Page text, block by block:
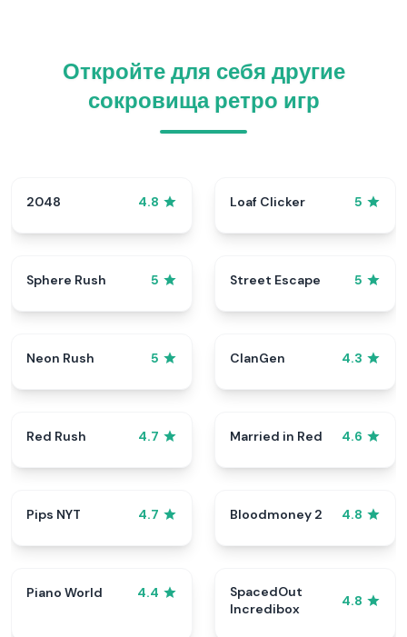
Откройте для себя другие
сокровища ретро игр
2048 4.8 Loaf Clicker 5
Sphere Rush 5 Street Escape 5
Neon Rush 5 ClanGen 4.3
Red Rush 4.7 Married in Red 4.6
Pips NYT 4.7 Bloodmoney 2 4.8
Piano World 4.4
SpacedOut
Incredibox
4.8